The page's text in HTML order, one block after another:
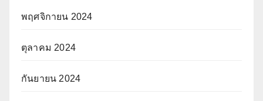
พฤศจิกายน 2024
ตุลาคม 2024
กันยายน 2024